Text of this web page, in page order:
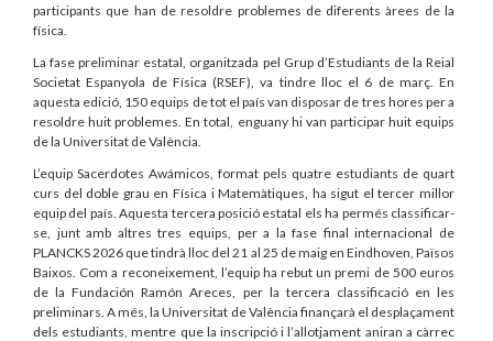
participants que han de resoldre problemes de diferents àrees de la
física.
La fase preliminar estatal, organitzada pel Grup d’Estudiants de la Reial
Societat Espanyola de Física (RSEF), va tindre lloc el 6 de març. En
aquesta edició, 150 equips de tot el país van disposar de tres hores per a
resoldre huit problemes. En total, enguany hi van participar huit equips
de la Universitat de València.
L’equip Sacerdotes Awámicos, format pels quatre estudiants de quart
curs del doble grau en Física i Matemàtiques, ha sigut el tercer millor
equip del país. Aquesta tercera posició estatal els ha permés classificar-
se, junt amb altres tres equips, per a la fase final internacional de
PLANCKS 2026 que tindrà lloc del 21 al 25 de maig en Eindhoven, Països
Baixos. Com a reconeixement, l’equip ha rebut un premi de 500 euros
de la Fundación Ramón Areces, per la tercera classificació en les
preliminars. A més, la Universitat de València finançarà el desplaçament
dels estudiants, mentre que la inscripció i l’allotjament aniran a càrrec